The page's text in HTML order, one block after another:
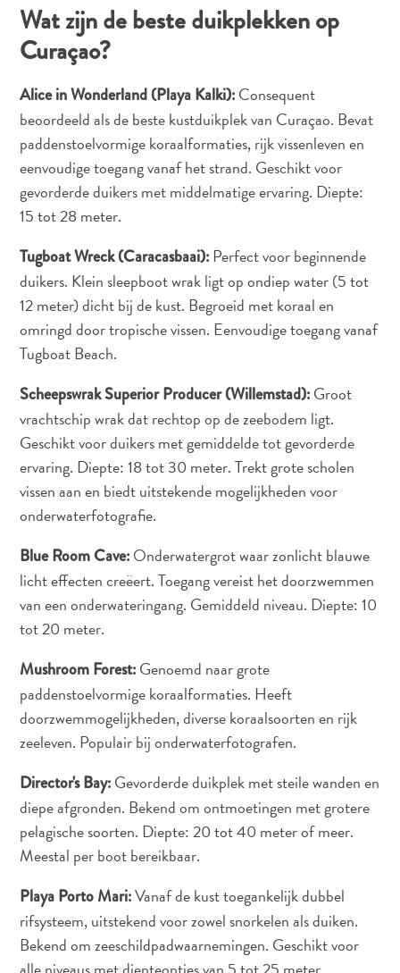
Reisvereisten
Waarom
Curacao?
Cruise
Naar
Curaçao
Reis
Apps
Reisplannen
Evenementen
Romantiek
Bruiloften
Vergaderingen
&
Conferenties
Reizen
naar
Lokaal
vervoer
Curaçaose
The
Blue
Wave
Nieuwste
Activiteiten
Kindvriendelijk
Kultuur
&
Eten
Plan
Je
Trip
Wat zijn de beste duikplekken op
Curaçao?
Alice in Wonderland (Playa Kalki):Consequent
beoordeeld als de beste kustduikplek van Curaçao. Bevat
paddenstoelvormige koraalformaties, rijk vissenleven en
eenvoudige toegang vanaf het strand. Geschikt voor
gevorderde duikers met middelmatige ervaring. Diepte:
15 tot 28 meter.
Tugboat Wreck (Caracasbaai):Perfect voor beginnende
duikers. Klein sleepboot wrak ligt op ondiep water (5 tot
12 meter) dicht bij de kust. Begroeid met koraal en
omringd door tropische vissen. Eenvoudige toegang vanaf
Tugboat Beach.
Scheepswrak Superior Producer (Willemstad):Groot
vrachtschip wrak dat rechtop op de zeebodem ligt.
Geschikt voor duikers met gemiddelde tot gevorderde
ervaring. Diepte: 18 tot 30 meter. Trekt grote scholen
vissen aan en biedt uitstekende mogelijkheden voor
onderwaterfotografie.
Blue Room Cave:Onderwatergrot waar zonlicht blauwe
licht effecten creëert. Toegang vereist het doorzwemmen
van een onderwateringang. Gemiddeld niveau. Diepte: 10
tot 20 meter.
Mushroom Forest:Genoemd naar grote
paddenstoelvormige koraalformaties. Heeft
doorzwemmogelijkheden, diverse koraalsoorten en rijk
zeeleven. Populair bij onderwaterfotografen.
Director's Bay:Gevorderde duikplek met steile wanden en
diepe afgronden. Bekend om ontmoetingen met grotere
pelagische soorten. Diepte: 20 tot 40 meter of meer.
Meestal per boot bereikbaar.
Playa Porto Mari:Vanaf de kust toegankelijk dubbel
rifsysteem, uitstekend voor zowel snorkelen als duiken.
Bekend om zeeschildpadwaarnemingen. Geschikt voor